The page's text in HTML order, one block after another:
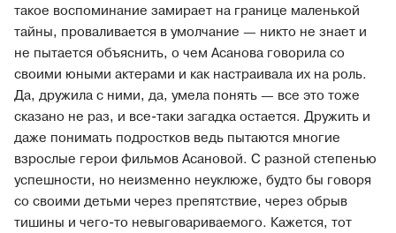
такое воспоминание замирает на границе маленькой
тайны, проваливается в умолчание — никто не знает и
не пытается объяснить, о чем Асанова говорила со
своими юными актерами и как настраивала их на роль.
Да, дружила с ними, да, умела понять — все это тоже
сказано не раз, и все-таки загадка остается. Дружить и
даже понимать подростков ведь пытаются многие
взрослые герои фильмов Асановой. С разной степенью
успешности, но неизменно неуклюже, будто бы говоря
со своими детьми через препятствие, через обрыв
тишины и чего-то невыговариваемого. Кажется, тот